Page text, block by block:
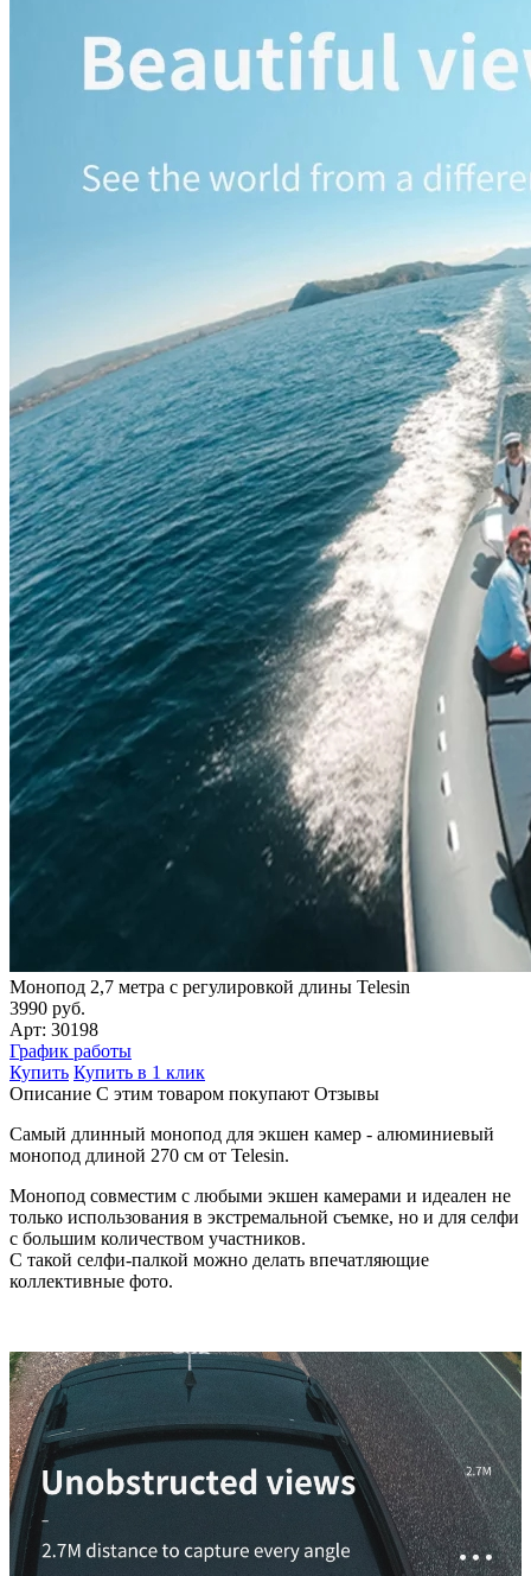
Монопод 2,7 метра с регулировкой длины Telesin
3990 руб.
Арт: 30198
График работы
Купить Купить в 1 клик
Описание С этим товаром покупают Отзывы
Самый длинный монопод для экшен камер - алюминиевый
монопод длиной 270 см от Telesin.
Монопод совместим с любыми экшен камерами и идеален не
только использования в экстремальной съемке, но и для селфи
с большим количеством участников.
С такой селфи-палкой можно делать впечатляющие
коллективные фото.